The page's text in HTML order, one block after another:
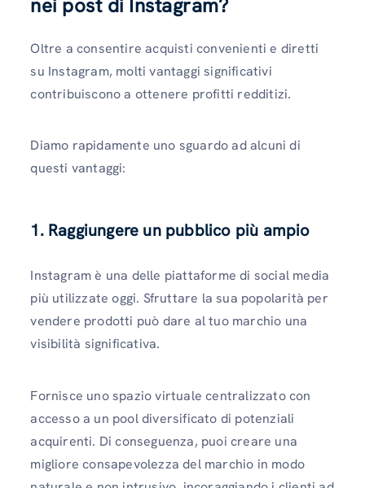
nei post di Instagram?
Oltre a consentire acquisti convenienti e diretti
su Instagram, molti vantaggi significativi
contribuiscono a ottenere profitti redditizi.
Diamo rapidamente uno sguardo ad alcuni di
questi vantaggi:
1. Raggiungere un pubblico più ampio
Instagram è una delle piattaforme di social media
più utilizzate oggi. Sfruttare la sua popolarità per
vendere prodotti può dare al tuo marchio una
visibilità significativa.
Fornisce uno spazio virtuale centralizzato con
accesso a un pool diversificato di potenziali
acquirenti. Di conseguenza, puoi creare una
migliore consapevolezza del marchio in modo